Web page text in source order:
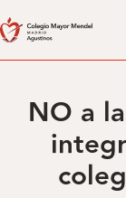
al
NO a